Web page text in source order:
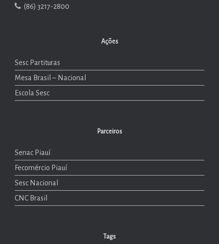
(86) 3217-2800
Ações
Sesc Partituras
Mesa Brasil – Nacional
Escola Sesc
Parceiros
Senac Piauí
Fecomércio Piauí
Sesc Nacional
CNC Brasil
Tags